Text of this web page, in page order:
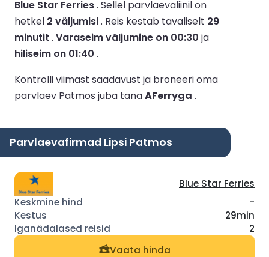
Blue Star Ferries. Sellel parvlaevaliinil on
hetkel 2 väljumisi. Reis kestab tavaliselt 29
minutit . Varaseim väljumine on 00:30 ja
hiliseim on 01:40 .
Kontrolli viimast saadavust ja broneeri oma
parvlaev Patmos juba tänaAFerryga .
Parvlaevafirmad Lipsi Patmos
Blue Star Ferries
-
29min
2
Vaata hinda